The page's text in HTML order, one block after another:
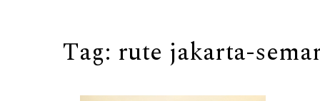
Tag: rute jakarta-